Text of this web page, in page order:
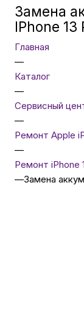
Замена
IPhone 13
Главная
—
Каталог
—
Сервисный
—
Ремонт Apple
—
Ремонт iPhone
—Замена